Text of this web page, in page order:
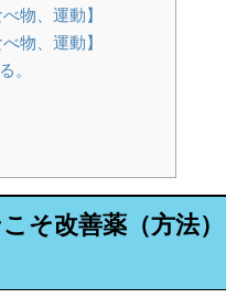
物、運動】
物、運動】
。
そ改善薬（方法）